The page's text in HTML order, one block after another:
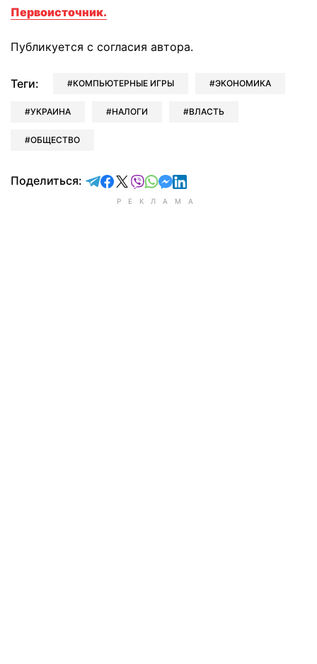
Первоисточник.
Публикуется с согласия автора.
Теги: КОМПЬЮТЕРНЫЕ ИГРЫ ЭКОНОМИКА
УКРАИНА НАЛОГИ ВЛАСТЬ
ОБЩЕСТВО
Поделиться: отправить в Telegram
поделиться в Facebook
поделиться в X
отправить в Viber
отправить в Whatsapp
отправить в Messenger
отправить в LinkedIn